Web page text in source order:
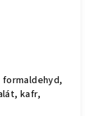
kafr,